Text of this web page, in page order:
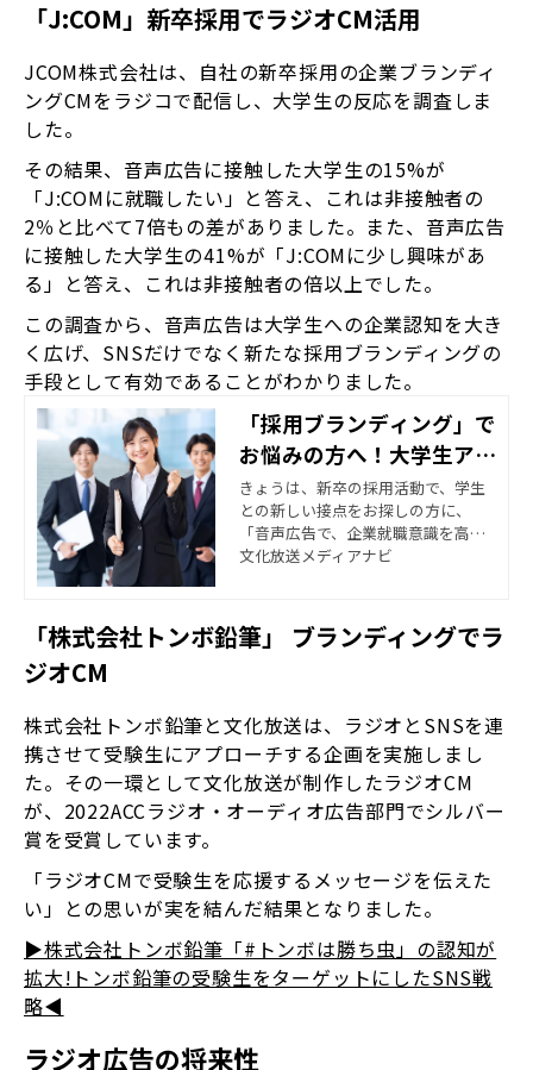
「J:COM」新卒採用でラジオCM活用
JCOM株式会社は、自社の新卒採用の企業ブランディ
ングCMをラジコで配信し、大学生の反応を調査しま
した。
その結果、音声広告に接触した大学生の15%が
「J:COMに就職したい」と答え、これは非接触者の
2％と比べて7倍もの差がありました。また、音声広告
に接触した大学生の41%が「J:COMに少し興味があ
る」と答え、これは非接触者の倍以上でした。
この調査から、音声広告は大学生への企業認知を大き
く広げ、SNSだけでなく新たな採用ブランディングの
手段として有効であることがわかりました。
「採用ブランディング」で
お悩みの方へ！大学生アン
ケート調査からみえた音声
広告の効果
きょうは、新卒の採用活動で、学生
との新しい接点をお探しの方に、
「音声広告で、企業就職意識を高め
た」調査データをご紹介します。 特
は、ぜひお読みいただければ幸いで
す。
文化放送メディアナビ
「株式会社トンボ鉛筆」 ブランディングでラ
ジオCM
株式会社トンボ鉛筆と文化放送は、ラジオとSNSを連
携させて受験生にアプローチする企画を実施しまし
た。その一環として文化放送が制作したラジオCM
が、2022ACCラジオ・オーディオ広告部門でシルバー
賞を受賞しています。
「ラジオCMで受験生を応援するメッセージを伝えた
い」との思いが実を結んだ結果となりました。
▶株式会社トンボ鉛筆「#トンボは勝ち虫」の認知が
拡大!トンボ鉛筆の受験生をターゲットにしたSNS戦
略◀
ラジオ広告の将来性